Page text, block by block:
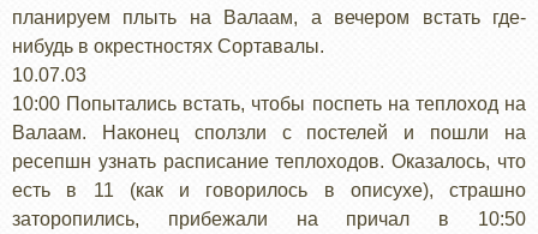
планируем плыть на Валаам, а вечером встать где-
нибудь в окрестностях Сортавалы.
10.07.03
10:00 Попытались встать, чтобы поспеть на теплоход на
Валаам. Наконец сползли с постелей и пошли на
ресепшн узнать расписание теплоходов. Оказалось, что
есть в 11 (как и говорилось в описухе), страшно
заторопились, прибежали на причал в 10:50